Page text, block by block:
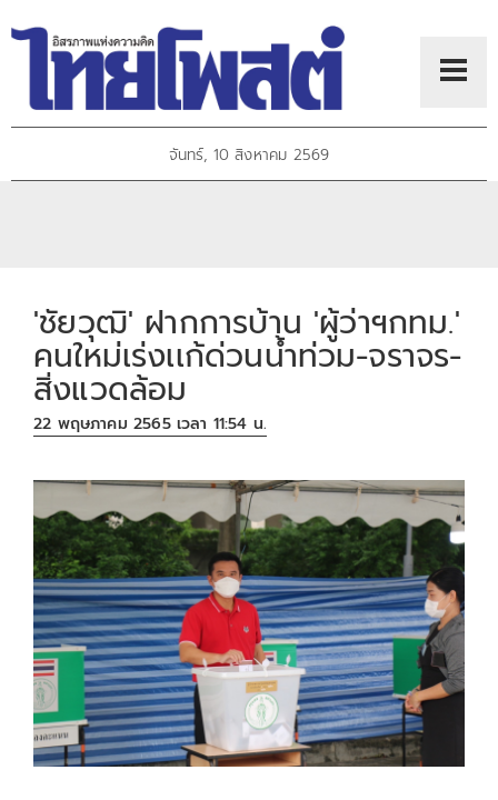
จันทร์, 10 สิงหาคม 2569
'ชัยวุฒิ' ฝากการบ้าน 'ผู้ว่าฯกทม.'
คนใหม่เร่งเเก้ด่วนน้ำท่วม-จราจร-
สิ่งแวดล้อม
22 พฤษภาคม 2565 เวลา 11:54 น.